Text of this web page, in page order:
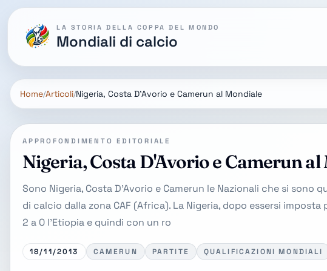
LA STORIA DELLA COPPA DEL MONDO
Mondiali di calcio
Home Articoli Nigeria, Costa D'Avorio e Camerun al Mondiale
APPROFONDIMENTO EDITORIALE
Nigeria, Costa D'Avorio e Camerun
Sono Nigeria, Costa D'Avorio e Camerun le Nazionali che si sono
di calcio dalla zona CAF (Africa). La Nigeria, dopo essersi
2 a 0 l'Etiopia e quindi con un ro
18/11/2013 CAMERUN PARTITE QUALIFICAZIONI MONDIALI